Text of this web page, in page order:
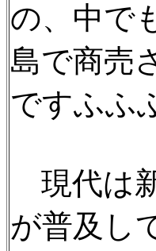
の、中で
島で商売
ですふふ
現代は
が普及し